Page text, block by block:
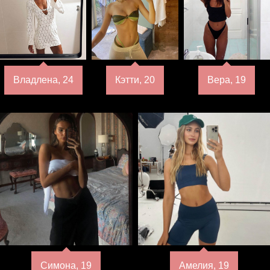
Владлена, 24 Кэтти, 20 Вера, 19
Симона, 19 Амелия, 19